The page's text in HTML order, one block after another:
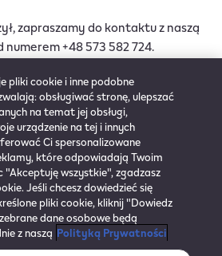
zapraszamy do kontaktu z naszą
+48 573 582 724.
Sp. z o.o.
pliki cookie i inne podobne
obsługiwać stronę, ulepszać
na temat jej obsługi,
urządzenie na tej i innych
Ci spersonalizowane
które odpowiadają Twoim
wszystkie", zgadzasz
Jeśli chcesz dowiedzieć się
pliki cookie, kliknij "Dowiedz
dane osobowe będą
z naszą Polityką Prywatności